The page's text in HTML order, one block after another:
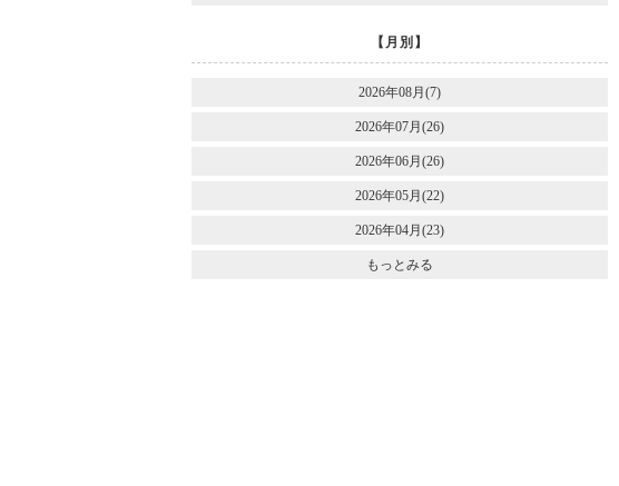
【月別】
2026年08月(7)
2026年07月(26)
2026年06月(26)
2026年05月(22)
2026年04月(23)
もっとみる